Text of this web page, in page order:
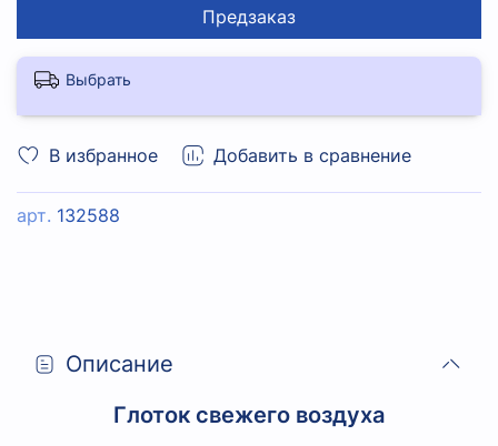
В избранное Добавить в сравнение
арт. 132588
Предзаказ
Выбрать
Описание
Глоток свежего воздуха